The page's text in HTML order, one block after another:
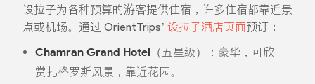
设拉子为各种预算的游客提供住宿，许多住宿都靠近景
点或机场。通过 OrientTrips’ 设拉子酒店页面预订：
Chamran Grand Hotel （五星级）：豪华，可欣
赏扎格罗斯风景，靠近花园。